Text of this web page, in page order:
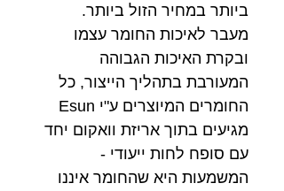
ביותר במחיר הזול ביותר.
מעבר לאיכות החומר עצמו
ובקרת האיכות הגבוהה
המעורבת בתהליך הייצור, כל
החומרים המיוצרים ע"י Esun
מגיעים בתוך אריזת וואקום יחד
עם סופח לחות ייעודי -
המשמעות היא שהחומר איננו